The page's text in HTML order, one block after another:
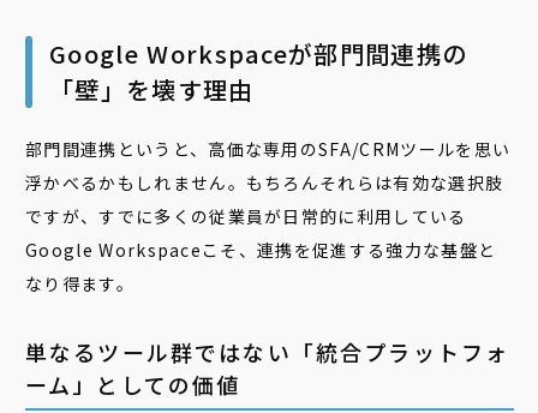
Google Workspaceが部門間連携の
「壁」を壊す理由
部門間連携というと、高価な専用のSFA/CRMツールを思い
浮かべるかもしれません。もちろんそれらは有効な選択肢
ですが、すでに多くの従業員が日常的に利用している
Google Workspaceこそ、連携を促進する強力な基盤と
なり得ます。
単なるツール群ではない「統合プラットフォ
ーム」としての価値